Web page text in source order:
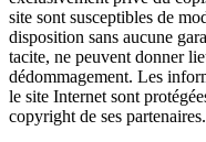
site sont susceptibles de
disposition sans aucune
tacite, ne peuvent donner
dédommagement. Les
le site Internet sont
copyright de ses partenaires.